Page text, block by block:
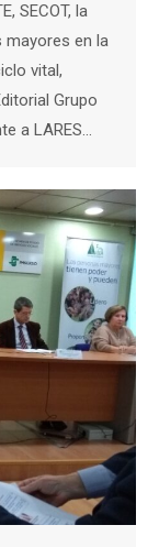
SECOT, la
mayores en la
vital,
Grupo
a LARES…